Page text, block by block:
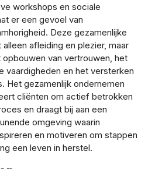
workshops en sociale
er een gevoel van
Deze gezamenlijke
afleiding en plezier, maar
opbouwen van vertrouwen, het
vaardigheden en het versterken
Het gezamenlijk ondernemen
cliënten om actief betrokken
en draagt bij aan een
omgeving waarin
en motiveren om stappen
een leven in herstel.